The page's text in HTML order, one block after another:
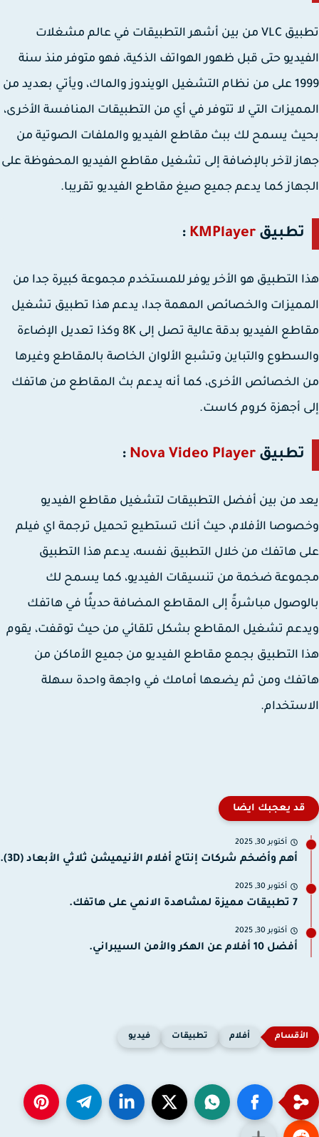
تطبيق VLC من بين أشهر التطبيقات في عالم مشغلات
حتى قبل ظهور الهواتف الذكية، فهو متوفر منذ سنة
1999 على من نظام التشغيل الويندوز والماك، ويأتي بعديد من
التي لا تتوفر في أي من التطبيقات المنافسة الأخرى،
يسمح لك ببث مقاطع الفيديو والملفات الصوتية من
لآخر بالإضافة إلى تشغيل مقاطع الفيديو المحفوظة على
كما يدعم جميع صيغ مقاطع الفيديو تقريبا.
تطبيقKMPlayer
:
التطبيق هو الأخر يوفر للمستخدم مجموعة كبيرة جدا من
والخصائص المهمة جدا، يدعم هذا تطبيق تشغيل
مقاطع الفيديو بدقة عالية تصل إلى 8K وكذا تعديل الإضاءة
والتباين وتشبع الألوان الخاصة بالمقاطع وغيرها
الخصائص الأخرى، كما أنه يدعم بث المقاطع من هاتفك
أجهزة كروم كاست.
تطبيقNova Video Player
:
من بين أفضل التطبيقات لتشغيل مقاطع الفيديو
الأفلام، حيث أنك تستطيع تحميل ترجمة اي فيلم
هاتفك من خلال التطبيق نفسه، يدعم هذا التطبيق
ضخمة من تنسيقات الفيديو، كما يسمح لك
مباشرةً إلى المقاطع المضافة حديثًا في هاتفك
تشغيل المقاطع بشكل تلقائي من حيث توقفت، يقوم
التطبيق بجمع مقاطع الفيديو من جميع الأماكن من
ومن ثم يضعها أمامك في واجهة واحدة سهلة
قد يعجبك ايضا
أكتوبر 30, 2025
أهم وأضخم شركات إنتاج أفلام الأنيميشن ثلاثي الأبعاد (3D).
أكتوبر 30, 2025
أكتوبر 30, 2025
أفضل 10 أفلام عن الهكر والأمن السيبراني.
أفلام تطبيقات فيديو